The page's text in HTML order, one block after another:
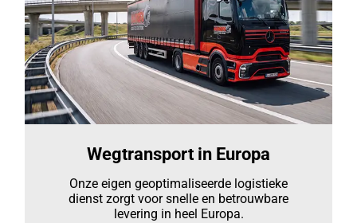
Wegtransport in Europa
Onze eigen geoptimaliseerde logistieke
dienst zorgt voor snelle en betrouwbare
levering in heel Europa.